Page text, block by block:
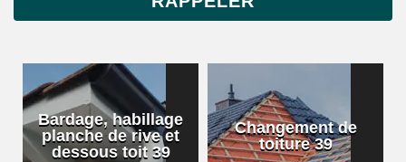
Bardage, habillage
planche de rive et
dessous toit 39
Changement de
toiture 39